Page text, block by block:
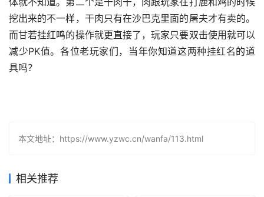
挖出来的不一样，干肉只有在沙巴克里面的屠夫才有卖的。
而甘若挂红鸣的操作就更直接了，玩家只要双击使用就可以
减少PK值。各位老玩家们，当年你知道这两种挂红名的道
具吗？
本文地址：https://www.yzwc.cn/wanfa/113.html
相关推荐